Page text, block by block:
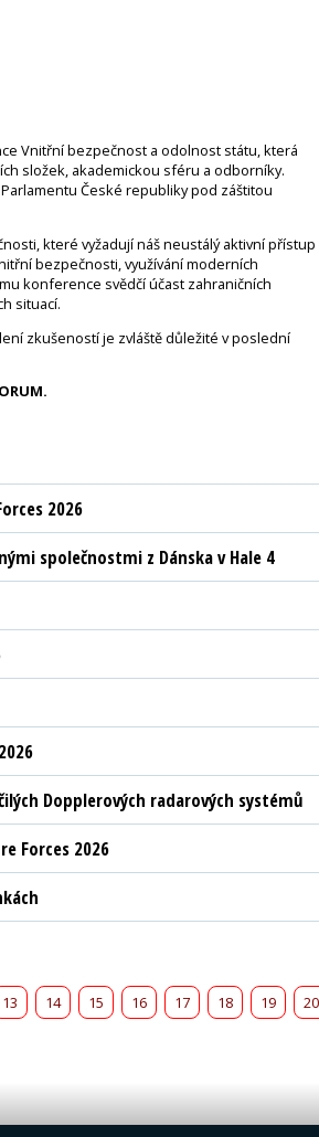
Vnitřní bezpečnost a odolnost státu, která
složek, akademickou sféru a odborníky.
České republiky pod záštitou
které vyžadují náš neustálý aktivní přístup
bezpečnosti, využívání moderních
konference svědčí účast zahraničních
situací.
zkušeností je zvláště důležité v poslední
2026
společnostmi z Dánska v Hale 4
Dopplerových radarových systémů
Forces 2026
13 14 15 16 17 18 19
20